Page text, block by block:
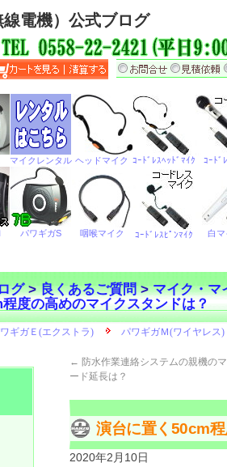
電機）公式ブログ
グ>良くあるご質問>マイク・マ
度の高めのマイクスタンドは？
← 防水作業連絡システムの親機の
ード延長は？
演台に置く50cm
2020年2月10日